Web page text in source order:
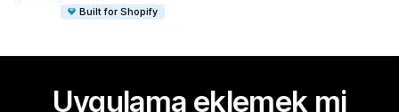
Built for Shopify
Uygulama eklemek mi